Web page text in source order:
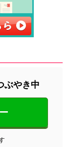
ぶやき中